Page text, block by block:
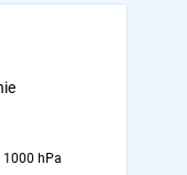
1000 hPa